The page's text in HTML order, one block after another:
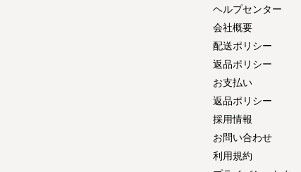
ヘルプセンター
会社概要
配送ポリシー
返品ポリシー
お支払い
返品ポリシー
採用情報
お問い合わせ
利用規約